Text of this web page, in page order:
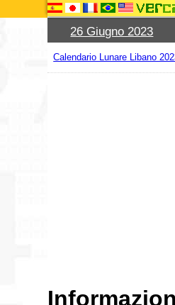
26 Giugno 2023
Calendario Lunare Libano